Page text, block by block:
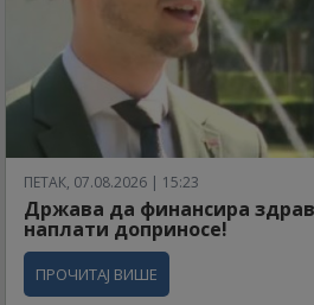
ПЕТАК, 07.08.2026 | 15:23
Држава да финансира
наплати доприносе!
ПРОЧИТАЈ ВИШЕ